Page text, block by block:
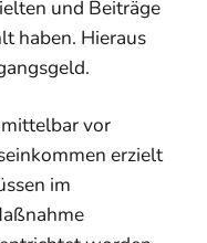
und Beiträge
haben. Hieraus
vor
erzielt
im